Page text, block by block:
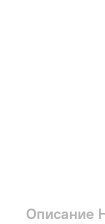
Описание